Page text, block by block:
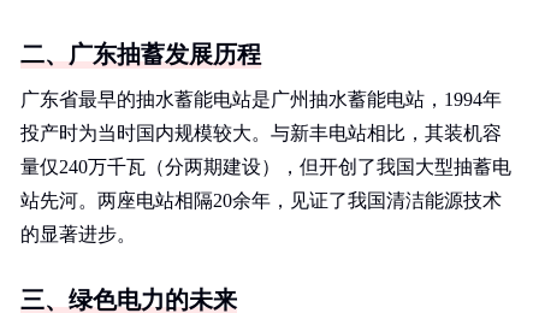
二、广东抽蓄发展历程
广东省最早的抽水蓄能电站是广州抽水蓄能电站，1994年
投产时为当时国内规模较大。与新丰电站相比，其装机容
量仅240万千瓦（分两期建设），但开创了我国大型抽蓄电
站先河。两座电站相隔20余年，见证了我国清洁能源技术
的显著进步。
三、绿色电力的未来